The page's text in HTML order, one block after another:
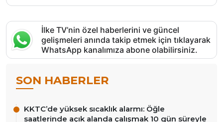
İlke TV’nin özel haberlerini ve güncel
gelişmeleri anında takip etmek için tıklayarak
WhatsApp kanalımıza abone olabilirsiniz.
SON HABERLER
KKTC’de yüksek sıcaklık alarmı: Öğle
saatlerinde açık alanda çalışmak 10 gün süreyle